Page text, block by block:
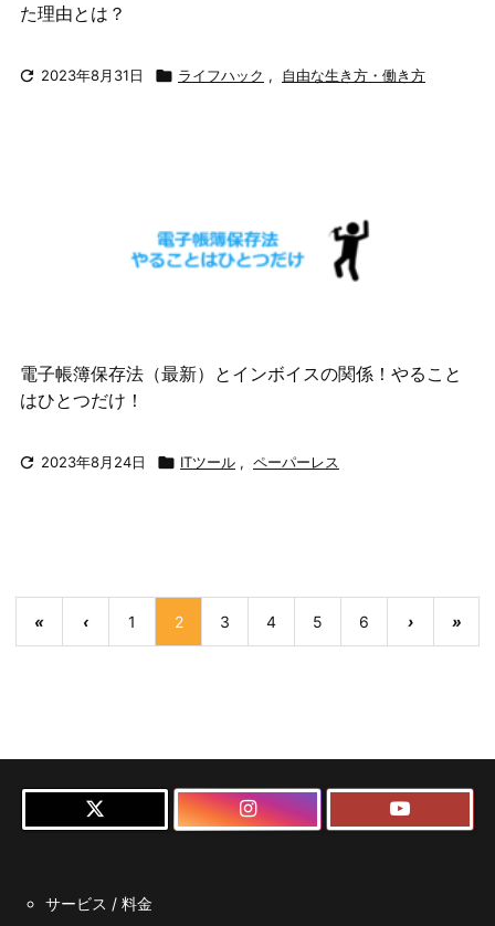
た理由とは？
 2023年8月31日  ライフハック , 自由な生き方・働き方
電子帳簿保存法（最新）とインボイスの関係！やること
はひとつだけ！
 2023年8月24日  ITツール , ペーパーレス
« ‹ 1 2 3 4 5 6 › »
サービス / 料金